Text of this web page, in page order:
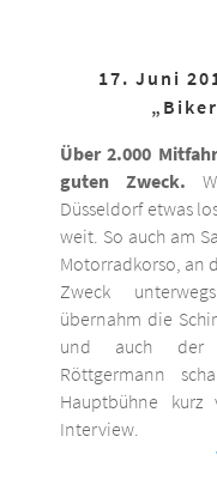
17. Juni
Über 2.000
guten Zweck.
Düsseldorf etwas
weit. So auch am
Motorradkorso, an
Zweck
übernahm die
und auch der
Röttgermann
Hauptbühne
Interview.